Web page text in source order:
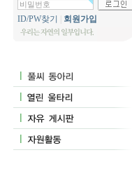
ID/PW찾기 회원가입